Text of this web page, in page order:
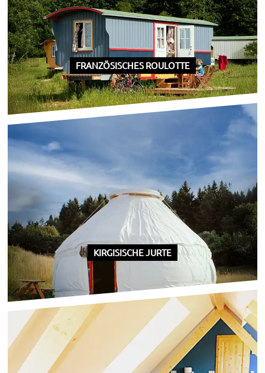
FRANZÖSISCHES ROULOTTE
KIRGISISCHE JURTE